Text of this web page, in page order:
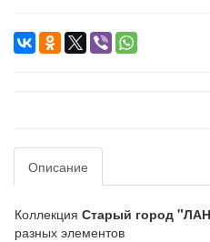
Описание
Коллекция Старый город
разных элементов